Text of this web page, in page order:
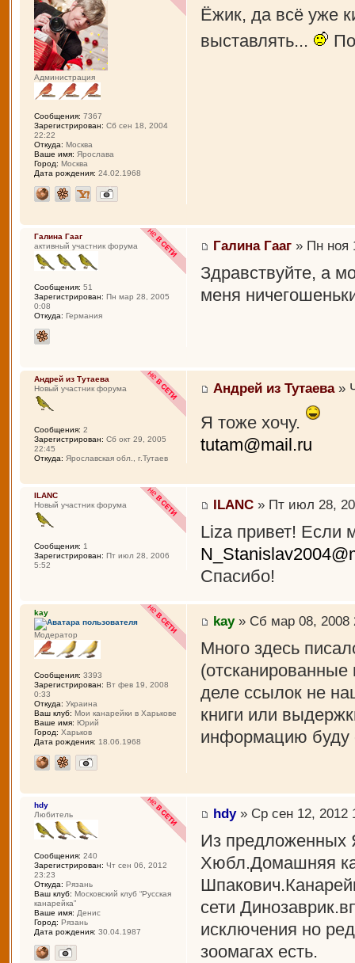
Ёжик, да всё уже
выставлять...
Администрация
Сообщения: 7367
Зарегистрирован: Сб сен 18, 2004
22:22
Откуда: Москва
Ваше имя: Ярослава
Город: Москва
Дата рождения: 24.02.1968
Галина Гааг » Пн ноя
Здравствуйте, а
меня
Галина Гааг
активный участник форума
Сообщения: 51
Зарегистрирован: Пн мар 28, 2005
0:08
Откуда: Германия
Андрей из Тутаева»
Я тоже хочу.
tutam@mail.ru
Андрей из Тутаева
Новый участник форума
Сообщения: 2
Зарегистрирован: Сб окт 29, 2005
22:45
Откуда: Ярославская обл., г.Тутаев
ILANC » Пт июл 28,
Liza привет! Если
Спасибо!
ILANC
Новый участник форума
Сообщения: 1
Зарегистрирован: Пт июл 28, 2006
5:52
kay» Сб мар 08, 2008
Много здесь
деле ссылок не
книги или
информацию буду
kay
Модератор
Сообщения: 3393
Зарегистрирован: Вт фев 19, 2008
0:33
Откуда: Украина
Ваш клуб: Мои канарейки в Харькове
Ваше имя: Юрий
Город: Харьков
Дата рождения: 18.06.1968
hdy» Ср сен 12, 2012
Из предложенных
Хюбл.Домашняя
сети
исключения но
зоомагах есть.
hdy
Любитель
Сообщения: 240
Зарегистрирован: Чт сен 06, 2012
23:23
Откуда: Рязань
Ваш клуб: Московский клуб “Русская
канарейка”
Ваше имя: Денис
Город: Рязань
Дата рождения: 30.04.1987